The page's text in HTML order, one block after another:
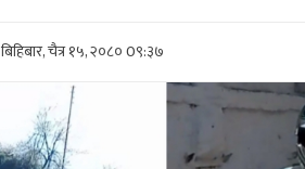
बिहिबार, चैत्र १५, २०८०0९:३७